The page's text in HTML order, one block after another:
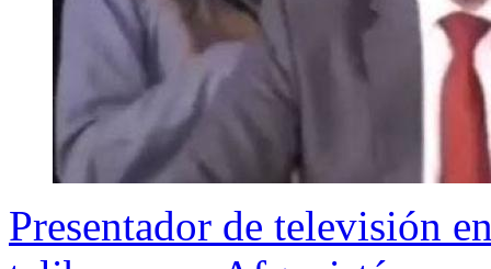
Presentador de televisión